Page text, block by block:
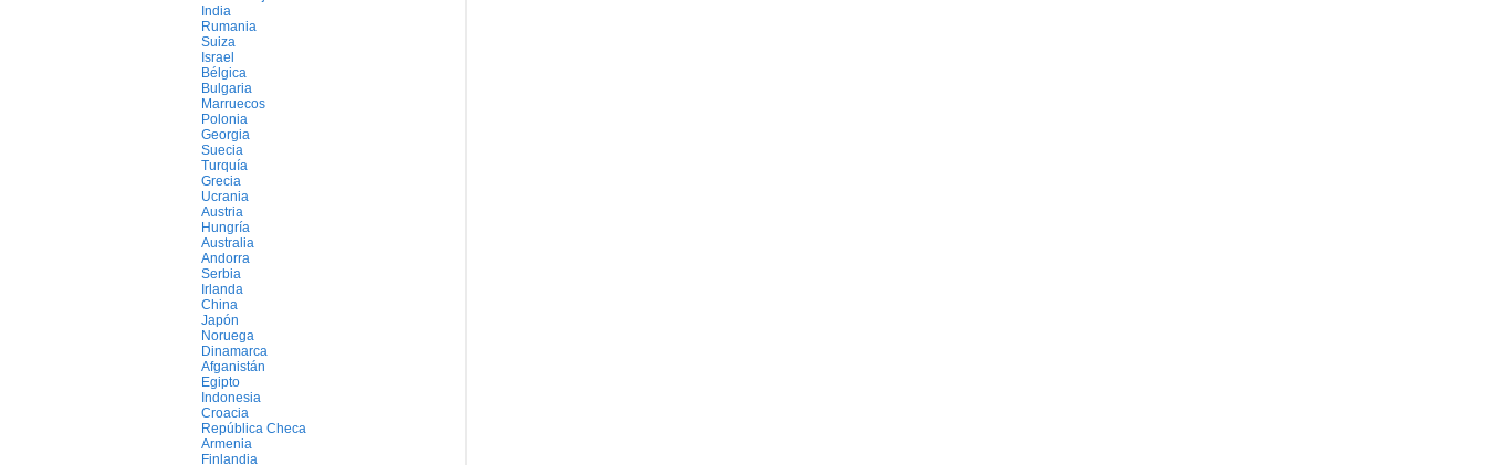
India
Rumania
Suiza
Israel
Bélgica
Bulgaria
Marruecos
Polonia
Georgia
Suecia
Turquía
Grecia
Ucrania
Austria
Hungría
Australia
Andorra
Serbia
Irlanda
China
Japón
Noruega
Dinamarca
Afganistán
Egipto
Indonesia
Croacia
República Checa
Armenia
Finlandia